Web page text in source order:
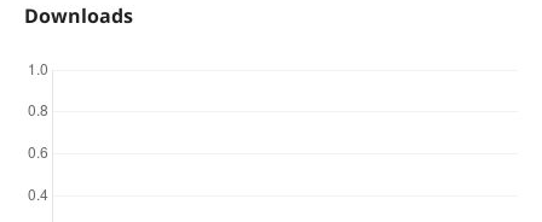
Downloads